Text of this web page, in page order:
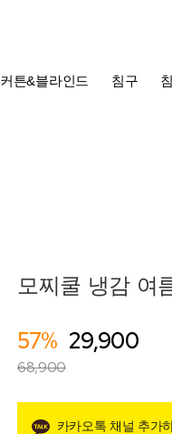
커튼&블라인드 침구
모찌쿨 냉감 여
57% 29,900
68,900
카카오톡 채널 추가